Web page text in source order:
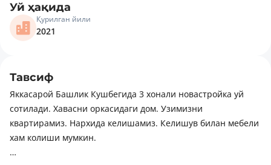
Уй ҳақида
Қурилган йили
2021
Тавсиф
Яккасарой Башлик Кушбегида 3 хонали новастройка уй
сотилади. Хавасни оркасидаги дом. Узимизни
квартирамиз. Нархида келишамиз. Келишув билан мебели
хам колиши мумкин.